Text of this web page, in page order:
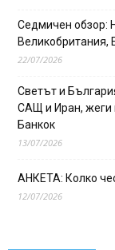
Седмичен обзор:
Великобритания,
22/07/2026
Светът и
САЩ и Иран, жеги
Банкок
13/07/2026
АНКЕТА: Колко
12/07/2026